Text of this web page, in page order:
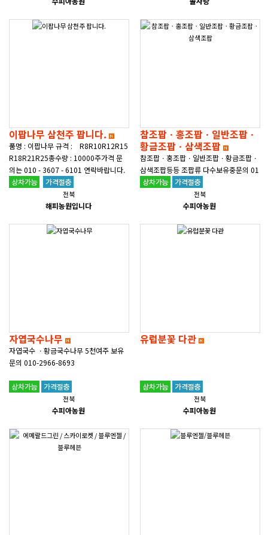
이팝나무 삼천주 팝니다.
품명 : 이팝나무 규격 : R8R10R12R15
R18R21R25​총수량 : 10000주가격 문
의는 010 - 3607 - 6101 연락바랍니다.
편하게 문의주세요~..
전북
해피농원입니다
참조팝ㆍ홍조팝ㆍ일반조팝ㆍ
황금조팝ㆍ삼색조팝
참조팝ㆍ홍조팝ㆍ일반조팝ㆍ황금조팝ㆍ
삼색조팝등등 조팝류 다수보유중문의 01
0-2966-8693
전북
수피아농원
자엽국수나무
자엽국수 ㆍ황금국수나무 5천여주 보유
문의 010-2966-8693
전북
수피아농원
유럽분꽃 다관
전북
수피아농원